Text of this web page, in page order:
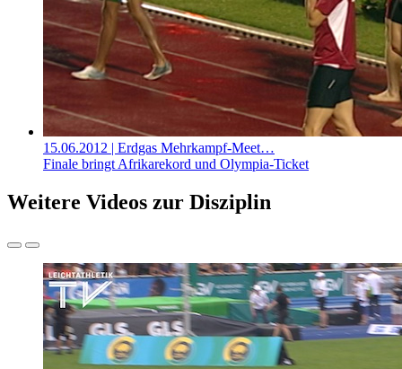
15.06.2012 | Erdgas Mehrkampf-Meet…
Finale bringt Afrikarekord und Olympia-Ticket
Weitere Videos zur Disziplin